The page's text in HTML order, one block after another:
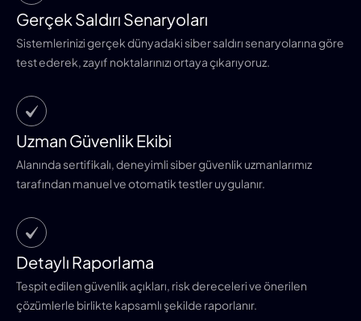
Gerçek Saldırı Senaryoları
Sistemlerinizi gerçek dünyadaki siber saldırı senaryolarına göre
test ederek, zayıf noktalarınızı ortaya çıkarıyoruz.
Uzman Güvenlik Ekibi
Alanında sertifikalı, deneyimli siber güvenlik uzmanlarımız
tarafından manuel ve otomatik testler uygulanır.
Detaylı Raporlama
Tespit edilen güvenlik açıkları, risk dereceleri ve önerilen
çözümlerle birlikte kapsamlı şekilde raporlanır.